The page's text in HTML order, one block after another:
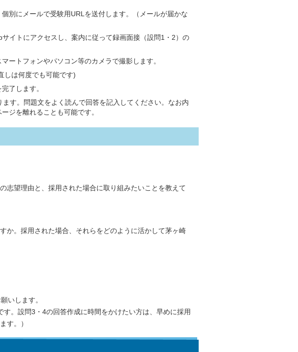
別にメールで受験用URLを送付します。（メールが届かな
イトにアクセスし、案内に従って録画面接（設問1・2）の
ートフォンやパソコン等のカメラで撮影します。
しは何度でも可能です)
了します。
す。問題文をよく読んで回答を記入してください。なお内
ジを離れることも可能です。
志望理由と、採用された場合に取り組みたいことを教えて
か。採用された場合、それらをどのように活かして茅ヶ崎
いします。
す。設問3・4の回答作成に時間をかけたい方は、早めに採用
す。）